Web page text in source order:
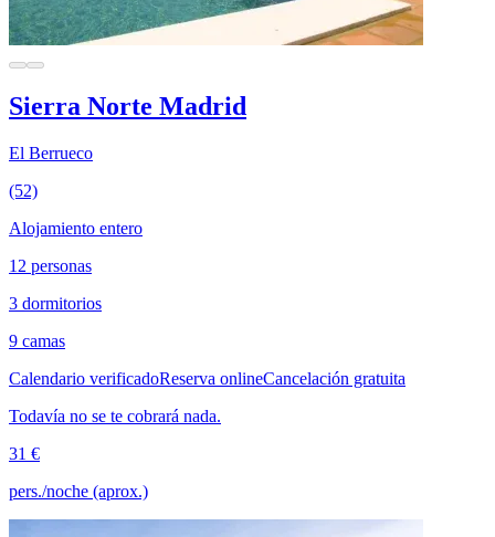
Sierra Norte Madrid
El Berrueco
(52)
Alojamiento entero
12 personas
3 dormitorios
9 camas
Calendario verificadoReserva onlineCancelación gratuita
Todavía no se te cobrará nada.
31 €
pers./noche (aprox.)